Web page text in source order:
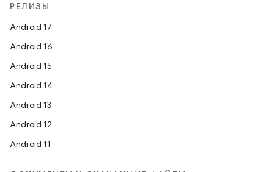
РЕЛИЗЫ
Android 17
Android 16
Android 15
Android 14
Android 13
Android 12
Android 11